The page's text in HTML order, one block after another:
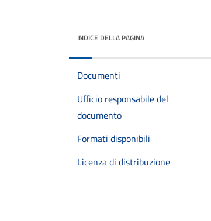
INDICE DELLA PAGINA
Documenti
Ufficio responsabile del
documento
Formati disponibili
Licenza di distribuzione